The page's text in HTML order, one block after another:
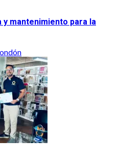
y mantenimiento para la